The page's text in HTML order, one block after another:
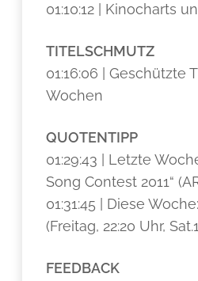
01:10:12 | Kinocharts
TITELSCHMUTZ
01:16:06 | Geschützte
Wochen
QUOTENTIPP
01:29:43 | Letzte
Song Contest 2011“
01:31:45 | Diese
(Freitag, 22:20 Uhr,
FEEDBACK